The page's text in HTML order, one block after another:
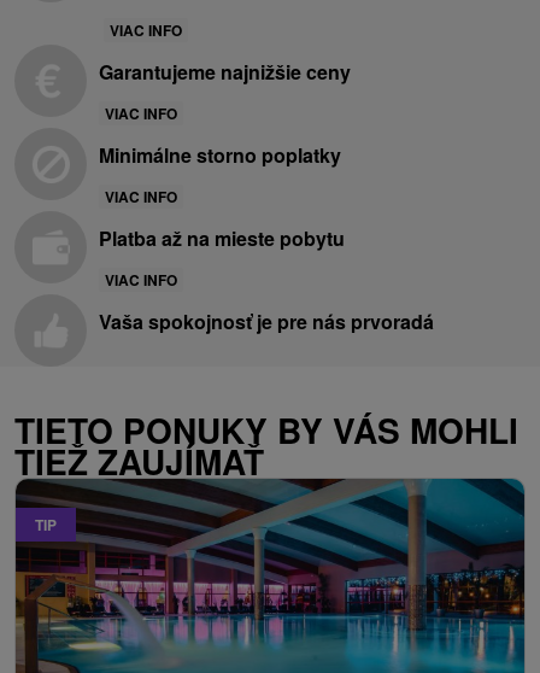
VIAC INFO
Garantujeme najnižšie ceny
VIAC INFO
Minimálne storno poplatky
VIAC INFO
Platba až na mieste pobytu
VIAC INFO
Vaša spokojnosť je pre nás prvoradá
TIETO PONUKY BY VÁS MOHLI
TIEŽ ZAUJÍMAŤ
TIP